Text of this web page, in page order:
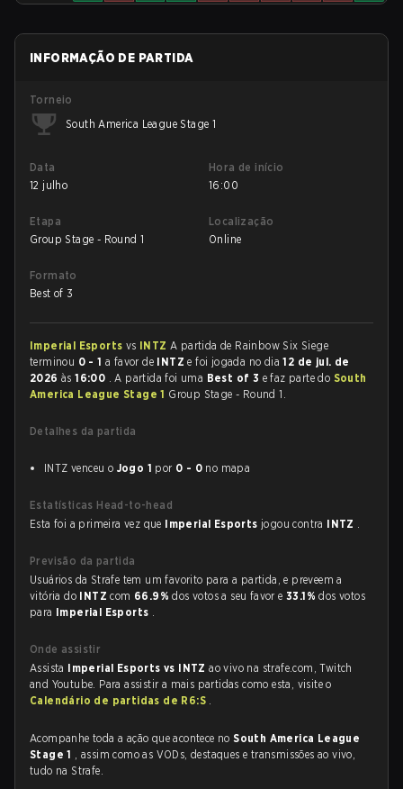
INFORMAÇÃO DE PARTIDA
Torneio
South America League Stage 1
Data
12 julho
Hora de início
16:00
Etapa
Group Stage - Round 1
Localização
Online
Formato
Best of 3
Imperial Esports vs INTZA partida de Rainbow Six Siege
terminou 0 - 1 a favor de INTZe foi jogada no dia12 de jul. de
2026 às16:00 . A partida foi uma Best of 3 e faz parte do South
America League Stage 1 Group Stage - Round 1.
Detalhes da partida
INTZ venceu o Jogo 1 por 0 - 0 no mapa
Estatísticas Head-to-head
Esta foi a primeira vez que Imperial Esports jogou contra INTZ .
Previsão da partida
Usuários da Strafe tem um favorito para a partida, e preveem a
vitória do INTZcom 66.9%dos votos a seu favor e33.1%dos votos
para Imperial Esports .
Onde assistir
Assista Imperial Esports vs INTZao vivo na strafe.com, Twitch
and Youtube. Para assistir a mais partidas como esta, visite o
Calendário de partidas de R6:S .
Acompanhe toda a ação que acontece noSouth America League
Stage 1 , assim como as VODs, destaques e transmissões ao vivo,
tudo na Strafe.